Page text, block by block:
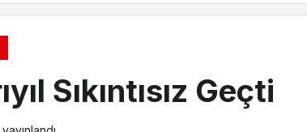
Sıkıntısız Geçti